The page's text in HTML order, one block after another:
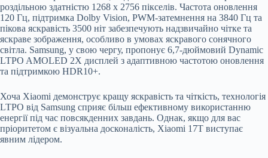
роздільною здатністю 1268 x 2756 пікселів. Частота оновлення
120 Гц, підтримка Dolby Vision, PWM-затемнення на 3840 Гц та
пікова яскравість 3500 ніт забезпечують надзвичайно чітке та
яскраве зображення, особливо в умовах яскравого сонячного
світла. Samsung, у свою чергу, пропонує 6,7-дюймовий Dynamic
LTPO AMOLED 2X дисплей з адаптивною частотою оновлення
та підтримкою HDR10+.
Хоча Xiaomi демонструє кращу яскравість та чіткість, технологія
LTPO від Samsung сприяє більш ефективному використанню
енергії під час повсякденних завдань. Однак, якщо для вас
пріоритетом є візуальна досконалість, Xiaomi 17T виступає
явним лідером.